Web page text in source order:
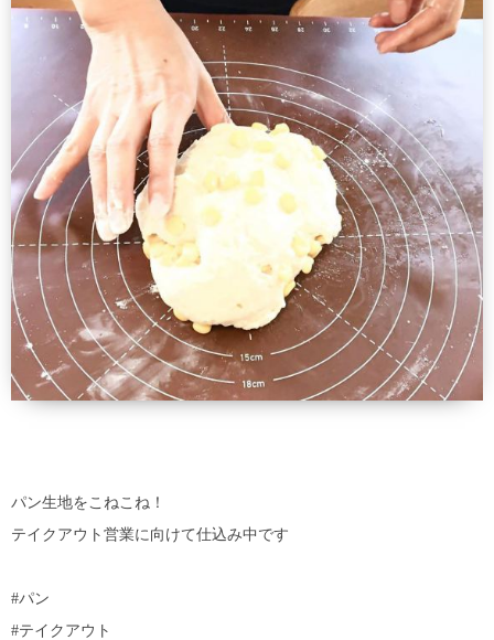
パン生地をこねこね！
テイクアウト営業に向けて仕込み中です
#パン
#テイクアウト